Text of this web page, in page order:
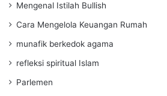
Mengenal Istilah Bullish
Cara Mengelola Keuangan Rumah
munafik berkedok agama
refleksi spiritual Islam
Parlemen